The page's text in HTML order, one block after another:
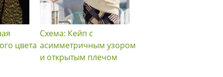
цвета
Схема: Кейп с
асимметричным узором
и открытым плечом